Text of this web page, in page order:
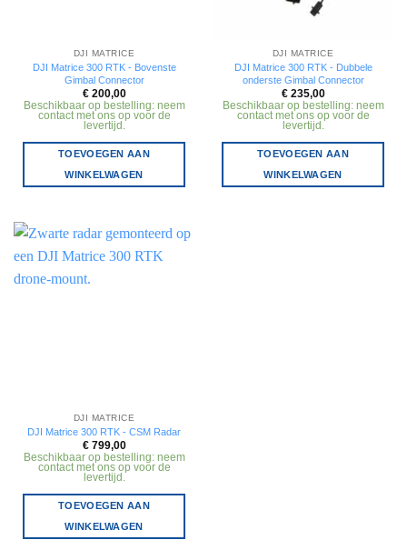
DJI MATRICE
DJI Matrice 300 RTK - Bovenste
Gimbal Connector
€200,00
Beschikbaar op bestelling: neem
contact met ons op voor de
levertijd.
TOEVOEGEN AAN
WINKELWAGEN
DJI MATRICE
DJI Matrice 300 RTK - Dubbele
onderste Gimbal Connector
€235,00
Beschikbaar op bestelling: neem
contact met ons op voor de
levertijd.
TOEVOEGEN AAN
WINKELWAGEN
DJI MATRICE
DJI Matrice 300 RTK - CSM Radar
€799,00
Beschikbaar op bestelling: neem
contact met ons op voor de
levertijd.
TOEVOEGEN AAN
WINKELWAGEN